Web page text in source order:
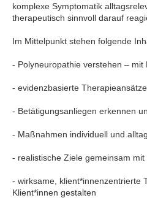
komplexe Symptomatik
therapeutisch sinnvoll darauf
Im Mittelpunkt stehen folgende
- Polyneuropathie verstehen – mit
- evidenzbasierte
- Betätigungsanliegen erkennen
- Maßnahmen individuell und
- realistische Ziele gemeinsam
- wirksame, klient*innenzentrierte
Klient*innen gestalten